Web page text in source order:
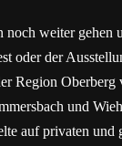
noch weiter gehen
oder der
Region
und
auf privaten und